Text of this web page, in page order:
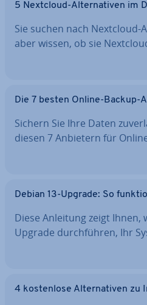
5 Nextcloud-Al­ter­na­ti­ven im
Sie suchen nach
aber wissen, ob sie
Die 7 besten Online-Backup-
Sichern Sie Ihre Daten
diesen 7 Anbietern für
Debian 13-Upgrade: So
Diese Anleitung zeigt Ihnen,
Upgrade durch­füh­ren, Ihr
4 kos­ten­lo­se Al­ter­na­ti­ven zu